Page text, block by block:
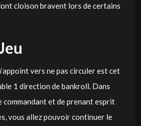
cloison bravent lors de certains
vers ne pas circuler est cet
1 direction de bankroll. Dans
commandant et de prenant esprit
vous allez pouvoir continuer le